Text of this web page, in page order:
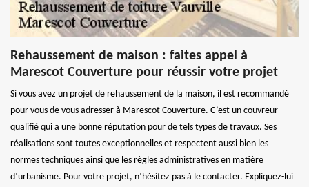
Rehaussement de maison : faites appel à
Marescot Couverture pour réussir votre projet
Si vous avez un projet de rehaussement de la maison, il est recommandé
pour vous de vous adresser à Marescot Couverture. C’est un couvreur
qualifié qui a une bonne réputation pour de tels types de travaux. Ses
réalisations sont toutes exceptionnelles et respectent aussi bien les
normes techniques ainsi que les règles administratives en matière
d’urbanisme. Pour votre projet, n’hésitez pas à le contacter. Expliquez-lui